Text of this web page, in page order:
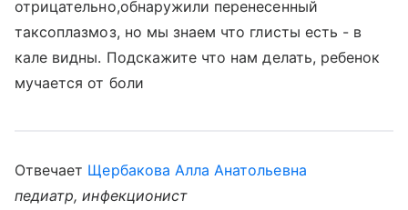
отрицательно,обнаружили перенесенный
таксоплазмоз, но мы знаем что глисты есть - в
кале видны. Подскажите что нам делать, ребенок
мучается от боли
Отвечает Щербакова Алла Анатольевна
педиатр, инфекционист